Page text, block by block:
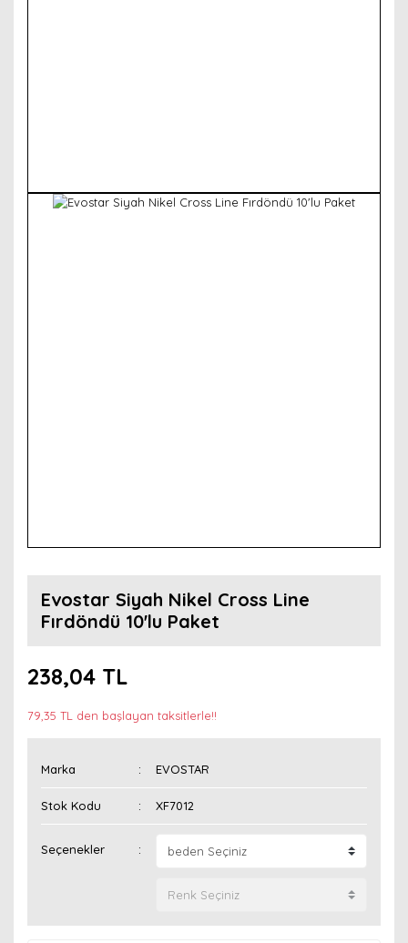
Evostar Siyah Nikel Cross Line
Fırdöndü 10'lu Paket
238,04 TL
79,35 TL den başlayan taksitlerle!!
Marka EVOSTAR
Stok Kodu XF7012
Seçenekler